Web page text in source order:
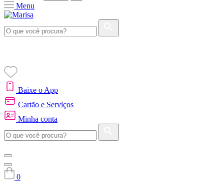
Menu
Baixe o App
Cartão e Serviços
Minha conta
0